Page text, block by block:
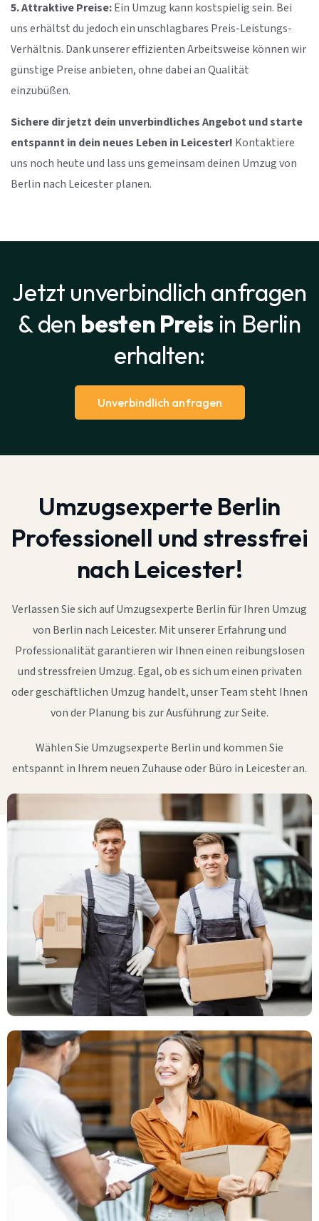
5. Attraktive Preise:Ein Umzug kann kostspielig sein. Bei
uns erhältst du jedoch ein unschlagbares Preis-Leistungs-
Verhältnis. Dank unserer effizienten Arbeitsweise können wir
günstige Preise anbieten, ohne dabei an Qualität
einzubüßen.
Sichere dir jetzt dein unverbindliches Angebot und starte
entspannt in dein neues Leben in Leicester! Kontaktiere
uns noch heute und lass uns gemeinsam deinen Umzug von
Berlin nach Leicester planen.
Jetzt unverbindlich anfragen
& den besten Preis in Berlin
erhalten:
Unverbindlich anfragen
Umzugsexperte Berlin
Professionell und stressfrei
nach Leicester!
Verlassen Sie sich auf Umzugsexperte Berlin für Ihren Umzug
von Berlin nach Leicester. Mit unserer Erfahrung und
Professionalität garantieren wir Ihnen einen reibungslosen
und stressfreien Umzug. Egal, ob es sich um einen privaten
oder geschäftlichen Umzug handelt, unser Team steht Ihnen
von der Planung bis zur Ausführung zur Seite.
Wählen Sie Umzugsexperte Berlin und kommen Sie
entspannt in Ihrem neuen Zuhause oder Büro in Leicester an.